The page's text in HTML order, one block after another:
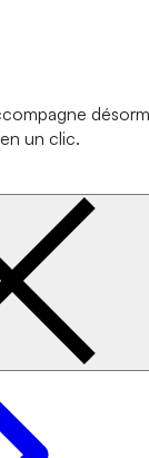
un clic.